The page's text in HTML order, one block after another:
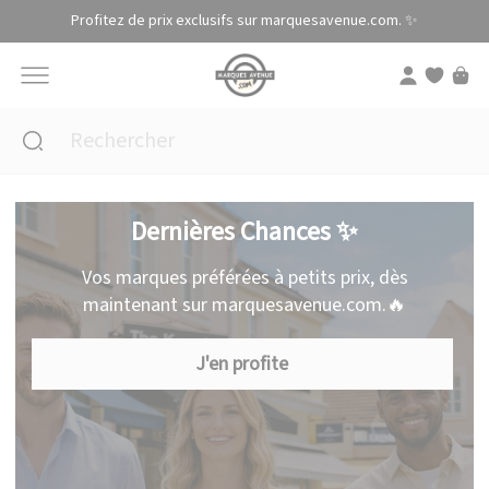
Profitez de prix exclusifs sur marquesavenue.com. ✨
Dernières Chances ✨
Vos marques préférées à petits prix, dès
maintenant sur marquesavenue.com.🔥
J'en profite
Panneau de gestion des cookies